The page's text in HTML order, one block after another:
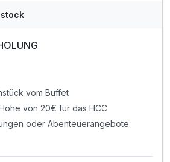
vom Buffet
von 20€ für das HCC
oder Abenteuerangebote